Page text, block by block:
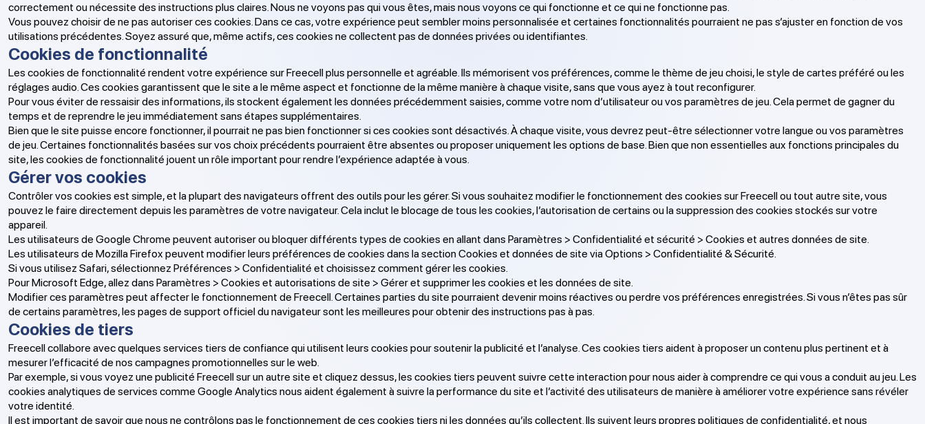
correctement ou nécessite des instructions plus claires. Nous ne voyons pas qui vous êtes, mais nous voyons ce qui fonctionne et ce qui ne fonctionne pas.
Vous pouvez choisir de ne pas autoriser ces cookies. Dans ce cas, votre expérience peut sembler moins personnalisée et certaines fonctionnalités pourraient ne pas s’ajuster en fonction de vos
utilisations précédentes. Soyez assuré que, même actifs, ces cookies ne collectent pas de données privées ou identifiantes.
Cookies de fonctionnalité
Les cookies de fonctionnalité rendent votre expérience sur Freecell plus personnelle et agréable. Ils mémorisent vos préférences, comme le thème de jeu choisi, le style de cartes préféré ou les
réglages audio. Ces cookies garantissent que le site a le même aspect et fonctionne de la même manière à chaque visite, sans que vous ayez à tout reconfigurer.
Pour vous éviter de ressaisir des informations, ils stockent également les données précédemment saisies, comme votre nom d’utilisateur ou vos paramètres de jeu. Cela permet de gagner du
temps et de reprendre le jeu immédiatement sans étapes supplémentaires.
Bien que le site puisse encore fonctionner, il pourrait ne pas bien fonctionner si ces cookies sont désactivés. À chaque visite, vous devrez peut-être sélectionner votre langue ou vos paramètres
de jeu. Certaines fonctionnalités basées sur vos choix précédents pourraient être absentes ou proposer uniquement les options de base. Bien que non essentielles aux fonctions principales du
site, les cookies de fonctionnalité jouent un rôle important pour rendre l’expérience adaptée à vous.
Gérer vos cookies
Contrôler vos cookies est simple, et la plupart des navigateurs offrent des outils pour les gérer. Si vous souhaitez modifier le fonctionnement des cookies sur Freecell ou tout autre site, vous
pouvez le faire directement depuis les paramètres de votre navigateur. Cela inclut le blocage de tous les cookies, l’autorisation de certains ou la suppression des cookies stockés sur votre
appareil.
Les utilisateurs de Google Chrome peuvent autoriser ou bloquer différents types de cookies en allant dans Paramètres > Confidentialité et sécurité > Cookies et autres données de site.
Les utilisateurs de Mozilla Firefox peuvent modifier leurs préférences de cookies dans la section Cookies et données de site via Options > Confidentialité & Sécurité.
Si vous utilisez Safari, sélectionnez Préférences > Confidentialité et choisissez comment gérer les cookies.
Pour Microsoft Edge, allez dans Paramètres > Cookies et autorisations de site > Gérer et supprimer les cookies et les données de site.
Modifier ces paramètres peut affecter le fonctionnement de Freecell. Certaines parties du site pourraient devenir moins réactives ou perdre vos préférences enregistrées. Si vous n’êtes pas sûr
de certains paramètres, les pages de support officiel du navigateur sont les meilleures pour obtenir des instructions pas à pas.
Cookies de tiers
Freecell collabore avec quelques services tiers de confiance qui utilisent leurs cookies pour soutenir la publicité et l’analyse. Ces cookies tiers aident à proposer un contenu plus pertinent et à
mesurer l’efficacité de nos campagnes promotionnelles sur le web.
Par exemple, si vous voyez une publicité Freecell sur un autre site et cliquez dessus, les cookies tiers peuvent suivre cette interaction pour nous aider à comprendre ce qui vous a conduit au jeu. Les
cookies analytiques de services comme Google Analytics nous aident également à suivre la performance du site et l’activité des utilisateurs de manière à améliorer votre expérience sans révéler
votre identité.
Il est important de savoir que nous ne contrôlons pas le fonctionnement de ces cookies tiers ni les données qu’ils collectent. Ils suivent leurs propres politiques de confidentialité, et nous